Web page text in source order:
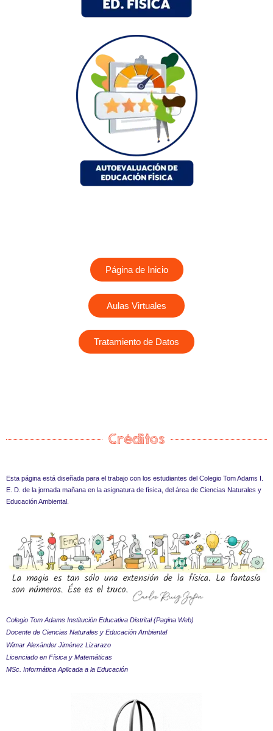
Página de Inicio
Aulas Virtuales
Tratamiento de Datos
Créditos
Esta página está diseñada para el trabajo con los estudiantes del Colegio Tom Adams I.
E. D. de la jornada mañana en la asignatura de física, del área de Ciencias Naturales y
Educación Ambiental.
Colegio Tom Adams Institución Educativa Distrital (Pagina Web)
Docente de Ciencias Naturales y Educación Ambiental
Wimar Alexánder Jiménez Lizarazo
Licenciado en Física y Matemáticas
MSc. Informática Aplicada a la Educación